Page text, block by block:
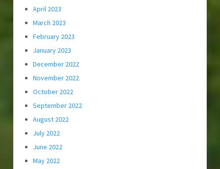
April 2023
March 2023
February 2023
January 2023
December 2022
November 2022
October 2022
September 2022
August 2022
July 2022
June 2022
May 2022